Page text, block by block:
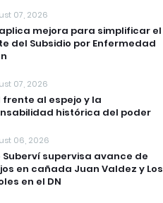
07, 2026
aplica mejora para simplificar el
del Subsidio por Enfermedad
07, 2026
frente al espejo y la
histórica del poder
06, 2026
Suberví supervisa avance de
en cañada Juan Valdez y Los
en el DN